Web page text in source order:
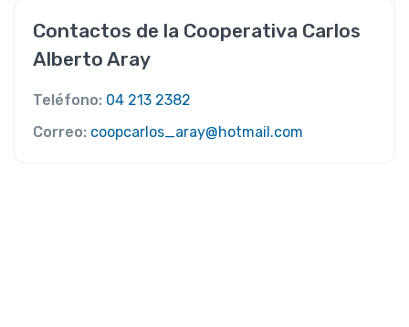
Contactos de la Cooperativa Carlos
Alberto Aray
Teléfono: 04 213 2382
Correo: coopcarlos_aray@hotmail.com